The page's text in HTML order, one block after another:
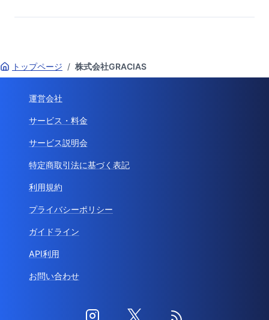
トップページ / 株式会社GRACIAS
運営会社
サービス・料金
サービス説明会
特定商取引法に基づく表記
利用規約
プライバシーポリシー
ガイドライン
API利用
お問い合わせ